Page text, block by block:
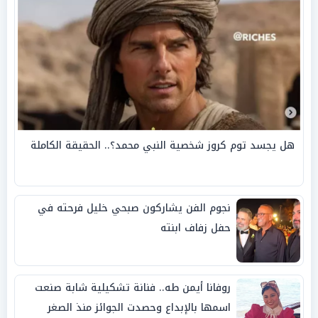
هل يجسد توم كروز شخصية النبي محمد؟.. الحقيقة الكاملة
نجوم الفن يشاركون صبحي خليل فرحته في
حفل زفاف ابنته
روفانا أيمن طه.. فنانة تشكيلية شابة صنعت
اسمها بالإبداع وحصدت الجوائز منذ الصغر